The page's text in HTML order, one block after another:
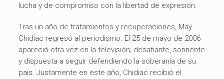
lucha y de compromiso con la libertad de expresión.
Tras un año de tratamientos y recuperaciones, May
Chidiac regresó al periodismo. El 25 de mayo de 2006
apareció otra vez en la televisión; desafiante, sonriente
y dispuesta a seguir defendiendo la soberanía de su
país. Justamente en este año, Chidiac recibió el